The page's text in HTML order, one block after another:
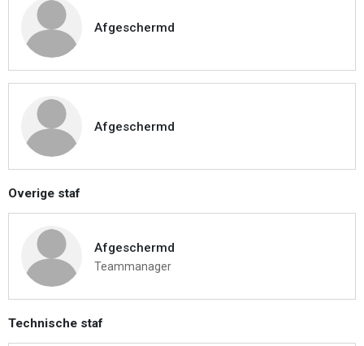
Afgeschermd
Afgeschermd
Overige staf
Afgeschermd
Teammanager
Technische staf